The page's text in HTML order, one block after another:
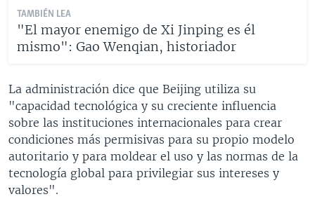
TAMBIÉN LEA
"El mayor enemigo de Xi Jinping es él
mismo": Gao Wenqian, historiador
La administración dice que Beijing utiliza su
"capacidad tecnológica y su creciente influencia
sobre las instituciones internacionales para crear
condiciones más permisivas para su propio modelo
autoritario y para moldear el uso y las normas de la
tecnología global para privilegiar sus intereses y
valores".